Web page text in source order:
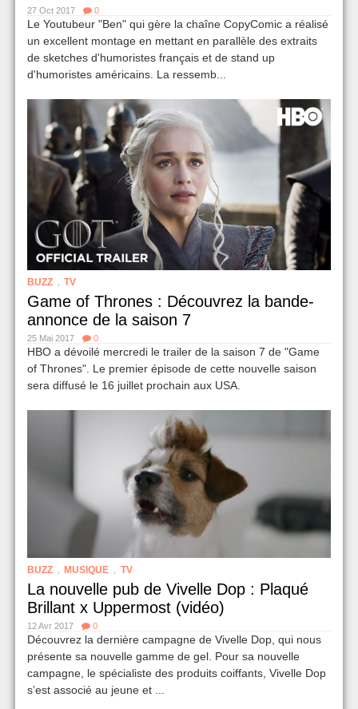
27 Oct 2017 0
Le Youtubeur "Ben" qui gère la chaîne CopyComic a réalisé
un excellent montage en mettant en parallèle des extraits
de sketches d'humoristes français et de stand up
d'humoristes américains. La ressemb...
BUZZ , TV
Game of Thrones : Découvrez la bande-
annonce de la saison 7
25 Mai 2017 0
HBO a dévoilé mercredi le trailer de la saison 7 de "Game
of Thrones". Le premier épisode de cette nouvelle saison
sera diffusé le 16 juillet prochain aux USA.
BUZZ , MUSIQUE , TV
La nouvelle pub de Vivelle Dop : Plaqué
Brillant x Uppermost (vidéo)
12 Avr 2017 0
Découvrez la dernière campagne de Vivelle Dop, qui nous
présente sa nouvelle gamme de gel. Pour sa nouvelle
campagne, le spécialiste des produits coiffants, Vivelle Dop
s’est associé au jeune et ...